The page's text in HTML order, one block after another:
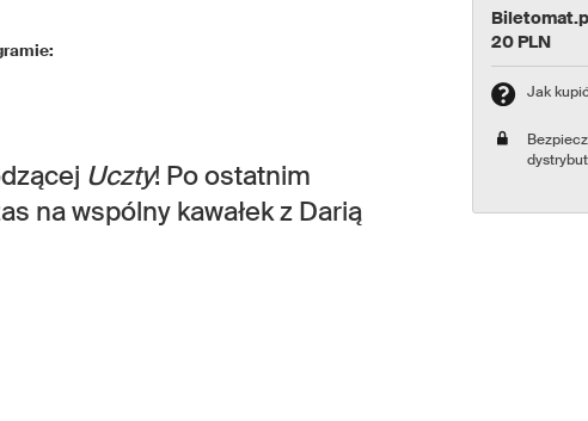
Uczty! Po ostatnim
na wspólny kawałek z Darią
20 PLN
Jak